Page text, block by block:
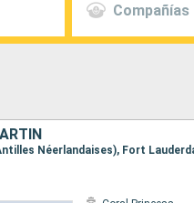
Compañías
Néerlandaises), Fort